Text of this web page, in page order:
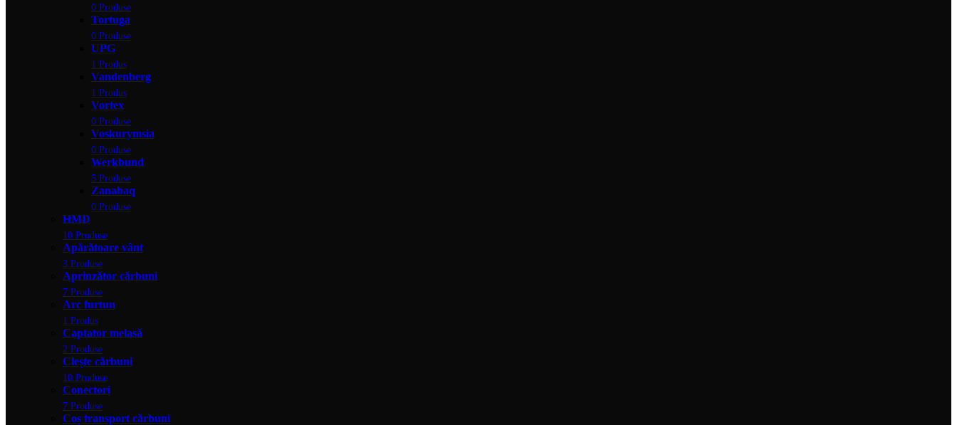
0 Produse
Tortuga
0 Produse
UPG
1 Produs
Vandenberg
1 Produs
Vortex
0 Produse
Voskurymsia
0 Produse
Werkbund
5 Produse
Zanabaq
0 Produse
HMD
10 Produse
Apărătoare vânt
3 Produse
Aprinzător cărbuni
7 Produse
Arc furtun
1 Produs
Captator melasă
2 Produse
Clește cărbuni
10 Produse
Conectori
7 Produse
Coș transport cărbuni